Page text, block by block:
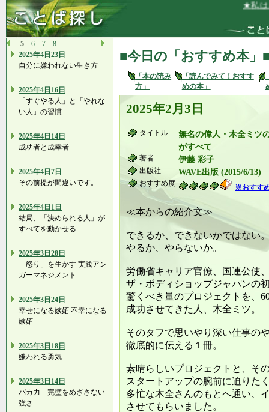
★私は、
5 6 7
8
2025年4日23日
自分に嫌われない生き方
2025年4日16日
「すぐやる人」と「やれな
い人」の習慣
2025年4日14日
成功者と成幸者
2025年4日7日
その前提が間違いです。
2025年4日1日
結局、「決められる人」が
すべてを動かせる
2025年3日28日
「怒り」を生かす 実践アン
ガーマネジメント
2025年3日24日
幸せになる嫉妬 不幸になる
嫉妬
2025年3日18日
嫌われる勇気
2025年3日14日
バカ力 完璧をめざさない
強さ
■今日の「おすすめ本」
「本の読み
方」
「読んでみて！おすす
めの本」
2025年2月3日
タイトル
無名の偉人・木全ミツ
がすべて
著者 伊藤 彩子
出版社 WAVE出版 (2015/6/13)
おすすめ度 ※おすす
≪本からの紹介文≫
できるか、できないかではない
やるか、やらないか。
労働省キャリア官僚、国連公使
ザ・ボディショップジャパンの
驚くべき量のプロジェクトを、
成功させてきた人、木全ミツ。
そのタフで思いやり深い仕事の
徹底的に伝える１冊。
素晴らしいプロジェクトと、そ
スタートアップの腕前に迫りた
多忙な木全さんのもとへ通い、
させてもらいました。